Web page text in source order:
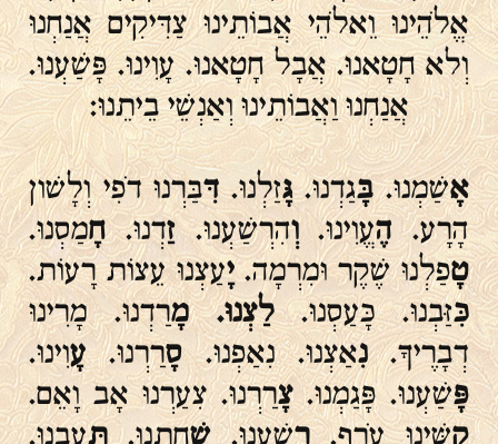
אֱלֹהֵינוּ וֵאלֹהֵי אֲבוֹתֵינוּ צַדִּיקִים אֲנַחְנוּ
וְלא חָטָאנוּ. אֲבָל חָטָאנוּ. עָוִינוּ. פָּשַׁעְנוּ.
אֲנַחְנוּ וַאֲבוֹתֵינוּ וְאַנְשֵׁי בֵיתֵנוּ:
אָשַׁמְנוּ.בָּגַדְנוּ.גָּזַלְנוּ.דִּבַּרְנוּ דֹפִי וְלָשׁון
הָרָע. הֶעֱוִינוּ.וְהִרְשַׁעְנוּ.זַדְנוּ.חָמַסְנוּ.
טָפַלְנוּ שֶׁקֶר וּמִרְמָה.יָעַצְנוּ עֵצוֹת רָעוֹת.
כִּזַּבְנוּ. כָּעַסְנוּ.לַצְנוּ. מָרַדְנוּ. מָרִינוּ
דְבָרֶיךָ.נִאַצְנוּ. נִאַפְנוּ. סָרַרְנוּ.עָוִינוּ.
פָּשַׁעְנוּ. פָּגַמְנוּ.צָרַרְנוּ. צִעַרְנוּ אָב וָאֵם.